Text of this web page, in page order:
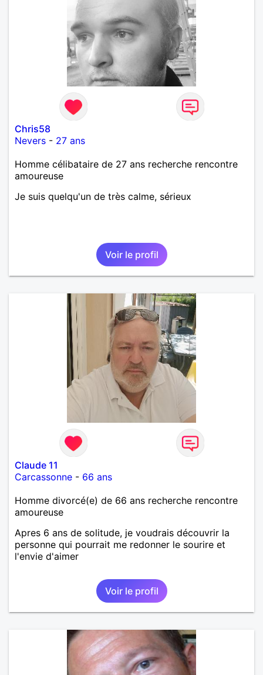
Chris58
Nevers - 27 ans
Homme célibataire de 27 ans recherche rencontre
amoureuse
Je suis quelqu'un de très calme, sérieux
Voir le profil
Claude 11
Carcassonne - 66 ans
Homme divorcé(e) de 66 ans recherche rencontre
amoureuse
Apres 6 ans de solitude, je voudrais découvrir la
personne qui pourrait me redonner le sourire et
l'envie d'aimer
Voir le profil